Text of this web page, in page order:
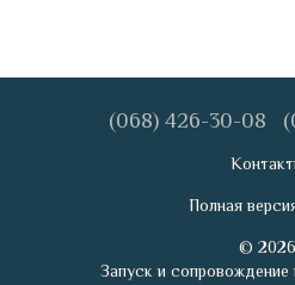
(068) 426-30-08
Полная
© 2026
Запуск и сопровождение